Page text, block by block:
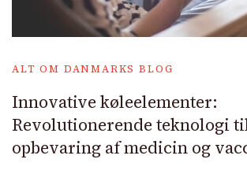
ALT OM DANMARKS BLOG
Innovative køleelementer:
Revolutionerende teknologi
opbevaring af medicin og